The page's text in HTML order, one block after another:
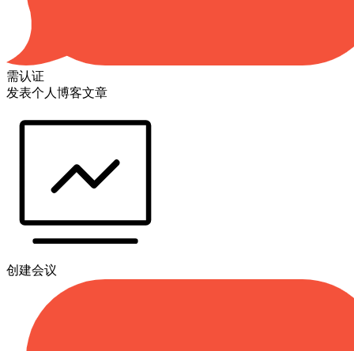
需认证
发表个人博客文章
创建会议